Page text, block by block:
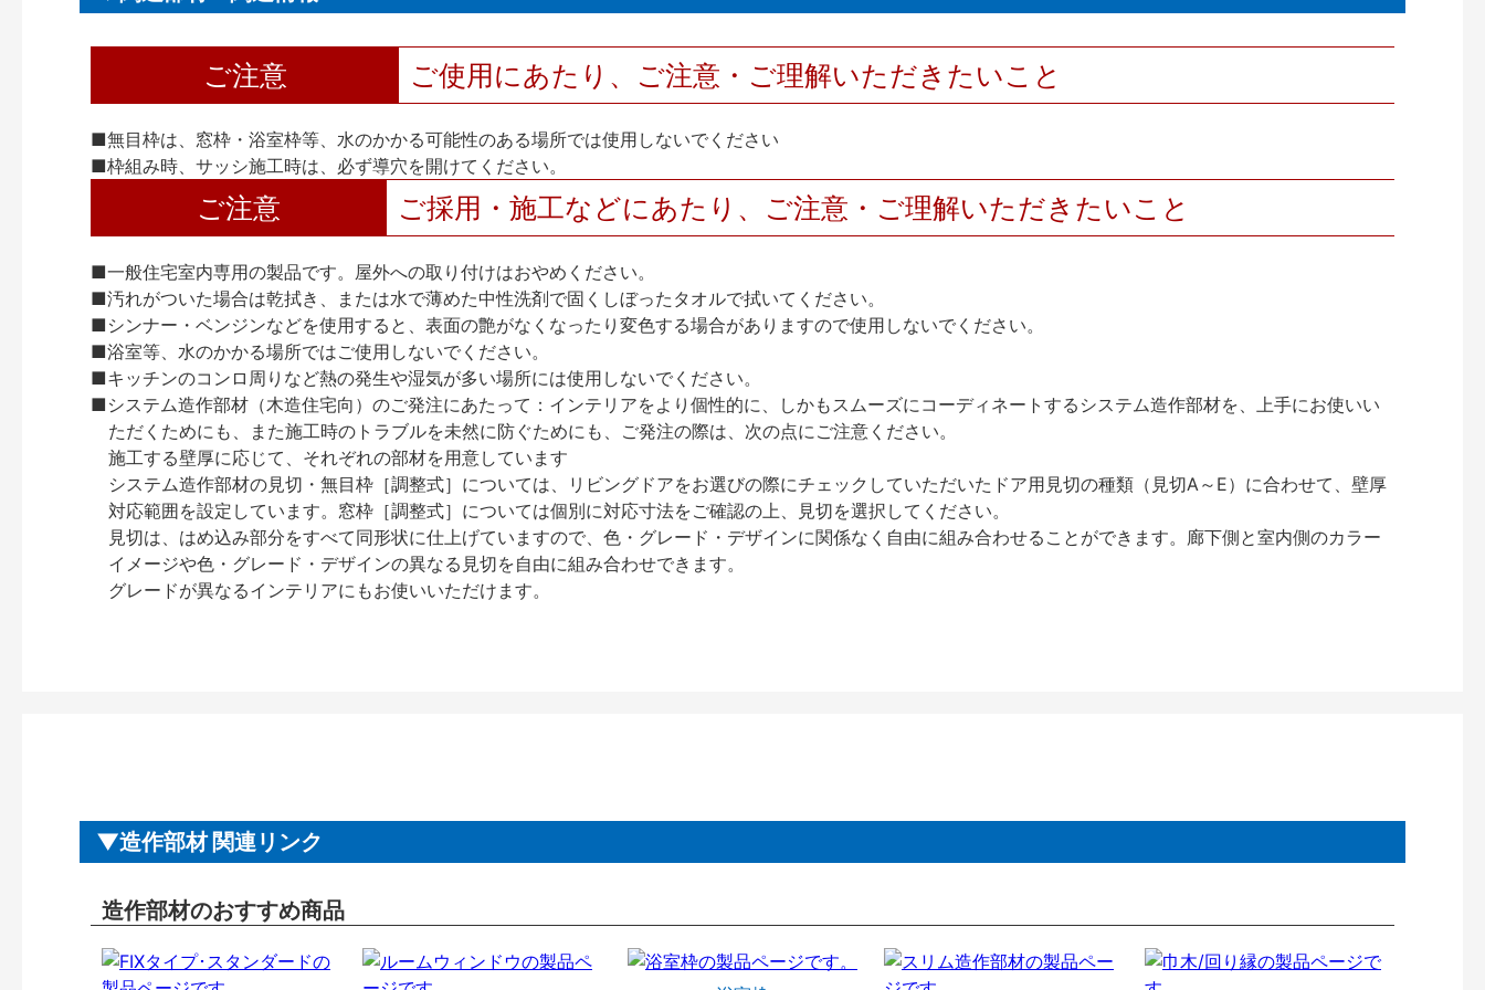
ご注意 ご使用にあたり、ご注意・ご理解いただきたいこと
■無目枠は、窓枠・浴室枠等、水のかかる可能性のある場所では使用しないでください
■枠組み時、サッシ施工時は、必ず導穴を開けてください。
ご注意 ご採用・施工などにあたり、ご注意・ご理解いただきたいこと
■一般住宅室内専用の製品です。屋外への取り付けはおやめください。
■汚れがついた場合は乾拭き、または水で薄めた中性洗剤で固くしぼったタオルで拭いてください。
■シンナー・ベンジンなどを使用すると、表面の艶がなくなったり変色する場合がありますので使用しないでください。
■浴室等、水のかかる場所ではご使用しないでください。
■キッチンのコンロ周りなど熱の発生や湿気が多い場所には使用しないでください。
■システム造作部材（木造住宅向）のご発注にあたって：インテリアをより個性的に、しかもスムーズにコーディネートするシステム造作部材を、上手にお使いい
ただくためにも、また施工時のトラブルを未然に防ぐためにも、ご発注の際は、次の点にご注意ください。
施工する壁厚に応じて、それぞれの部材を用意しています
システム造作部材の見切・無目枠［調整式］については、リビングドアをお選びの際にチェックしていただいたドア用見切の種類（見切A～E）に合わせて、壁厚
対応範囲を設定しています。窓枠［調整式］については個別に対応寸法をご確認の上、見切を選択してください。
見切は、はめ込み部分をすべて同形状に仕上げていますので、色・グレード・デザインに関係なく自由に組み合わせることができます。廊下側と室内側のカラー
イメージや色・グレード・デザインの異なる見切を自由に組み合わせできます。
グレードが異なるインテリアにもお使いいただけます。
造作部材 関連リンク
造作部材のおすすめ商品